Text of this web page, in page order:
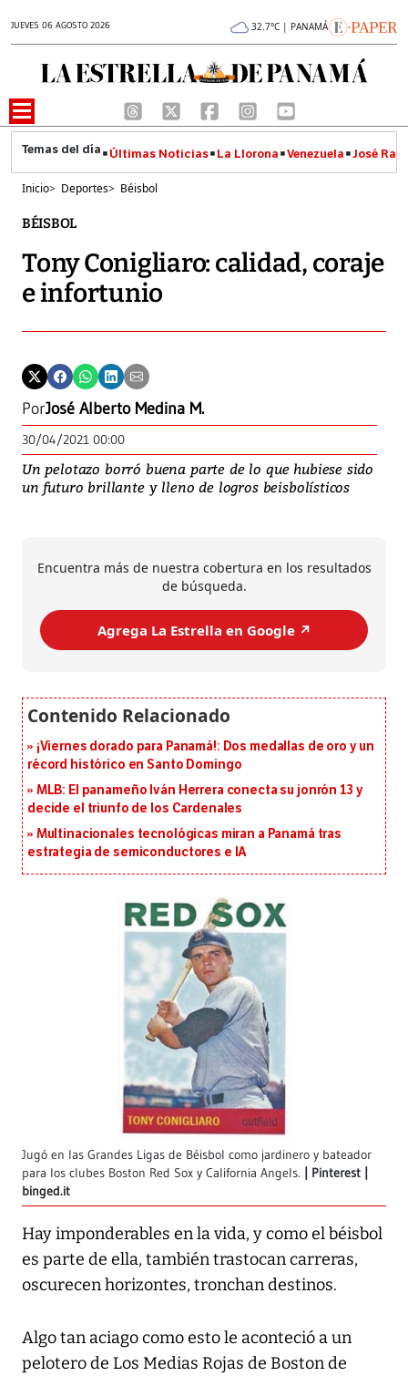
JUEVES 06 AGOSTO 2026 32.7°C | PANAMÁ
Últimas Noticias La Llorona Venezuela José
Inicio> Deportes> Béisbol
BÉISBOL
Tony Conigliaro: calidad, coraje
e infortunio
PorJosé Alberto Medina M.
30/04/2021 00:00
Un pelotazo borró buena parte de lo que hubiese sido
un futuro brillante y lleno de logros beisbolísticos
Encuentra más de nuestra cobertura en los resultados
de búsqueda.
Agrega La Estrella en Google ↗️
¡Viernes dorado para Panamá!: Dos medallas de oro y un
récord histórico en Santo Domingo
MLB: El panameño Iván Herrera conecta su jonrón 13 y
decide el triunfo de los Cardenales
Multinacionales tecnológicas miran a Panamá tras
estrategia de semiconductores e IA
Jugó en las Grandes Ligas de Béisbol como jardinero y bateador
para los clubes Boston Red Sox y California Angels.
Pinterest |
binged.it
Hay imponderables en la vida, y como el béisbol
es parte de ella, también trastocan carreras,
oscurecen horizontes, tronchan destinos.
Algo tan aciago como esto le aconteció a un
pelotero de Los Medias Rojas de Boston de